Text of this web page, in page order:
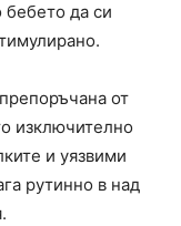
да си
от
изключително
и уязвими
рутинно в над